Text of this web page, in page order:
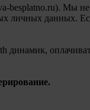
besplatno.ru). Мы
личных данных.
динамик,